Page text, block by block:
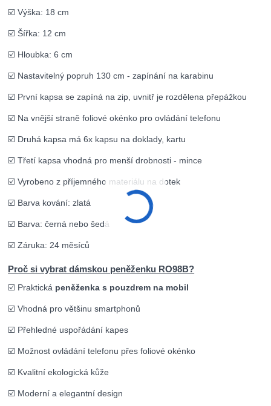
☑️ Výška: 18 cm
☑️ Šířka: 12 cm
☑️ Hloubka: 6 cm
☑️ Nastavitelný popruh 130 cm - zapínání na karabinu
☑️ První kapsa se zapíná na zip, uvnitř je rozdělena přepážkou
☑️ Na vnější straně foliové okénko pro ovládání telefonu
☑️ Druhá kapsa má 6x kapsu na doklady, kartu
☑️ Třetí kapsa vhodná pro menší drobnosti - mince
☑️ Vyrobeno z příjemného materiálu na dotek
☑️ Barva kování: zlatá
☑️ Barva: černá nebo šedá
☑️ Záruka: 24 měsíců
Proč si vybrat dámskou peněženku RO98B?
☑️ Praktická peněženka s pouzdrem na mobil
☑️ Vhodná pro většinu smartphonů
☑️ Přehledné uspořádání kapes
☑️ Možnost ovládání telefonu přes foliové okénko
☑️ Kvalitní ekologická kůže
☑️ Moderní a elegantní design